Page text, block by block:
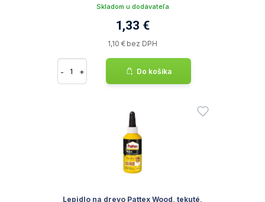
Skladom u dodávateľa
1,33 €
1,10 € bez DPH
- + Do košíka
Lepidlo na drevo Pattex Wood, tekuté,